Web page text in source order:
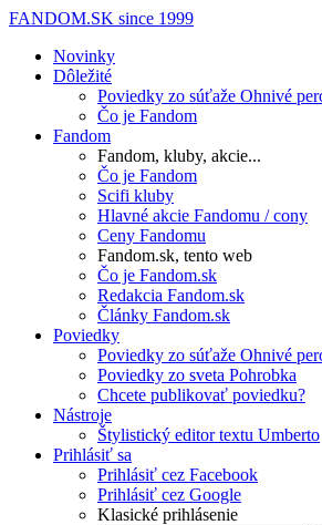
FANDOM.SK since 1999
Novinky
Dôležité
Poviedky zo súťaže Ohnivé
Čo je Fandom
Fandom
Fandom, kluby, akcie...
Čo je Fandom
Scifi kluby
Hlavné akcie Fandomu / cony
Ceny Fandomu
Fandom.sk, tento web
Čo je Fandom.sk
Redakcia Fandom.sk
Články Fandom.sk
Poviedky
Poviedky zo súťaže Ohnivé
Poviedky zo sveta Pohrobka
Chcete publikovať poviedku?
Nástroje
Štylistický editor textu Umberto
Prihlásiť sa
Prihlásiť cez Facebook
Prihlásiť cez Google
Klasické prihlásenie